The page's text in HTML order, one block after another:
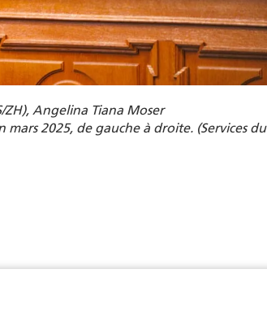
ZH), Angelina Tiana Moser
mars 2025, de gauche à droite. (Services du